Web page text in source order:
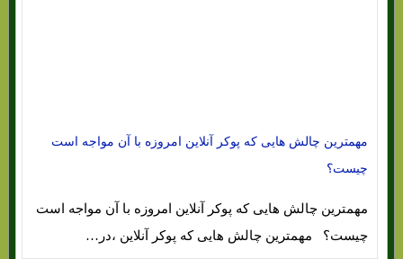
مهمترین چالش هایی که پوکر آنلاین امروزه با آن مواجه است
چیست؟
مهمترین چالش هایی که پوکر آنلاین امروزه با آن مواجه است
چیست؟ مهمترین چالش هایی که پوکر آنلاین ،در…